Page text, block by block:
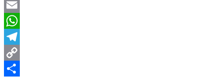
Reddit
Email
WhatsApp
Telegram
Copy